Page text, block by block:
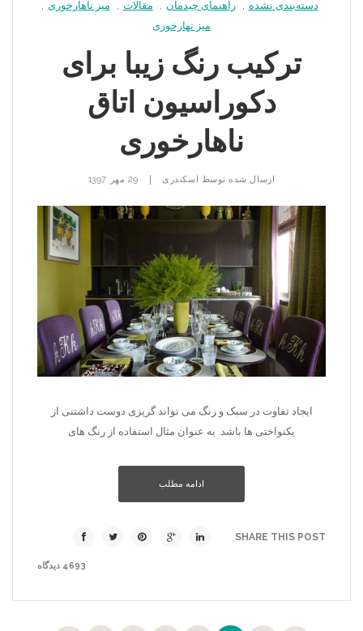
دسته‌بندی نشده , راهنمای چیدمان , مقالات , میز ناهارخوری ,
میز نهارخوری
ترکیب رنگ زیبا برای
دکوراسیون اتاق
ناهارخوری
ارسال شده توسط اسکندری 29 مهر 1397
ایجاد تفاوت در سبک و رنگ می تواند گریزی دوست داشتنی از
یکنواختی ها باشد. به عنوان مثال استفاده از رنگ های
ادامه مطلب
SHARE THIS POST
4693 دیدگاه